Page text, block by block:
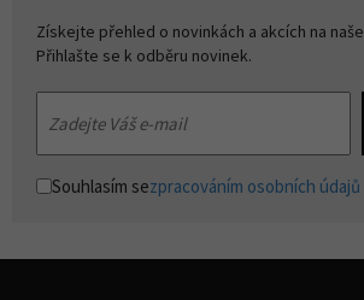
Získejte přehled o novinkách a akcích na
Přihlašte se k odběru novinek.
Souhlasím sezpracováním osobních údajů